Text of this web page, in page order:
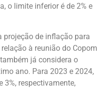
o limite inferior é de 2% e
projeção de inflação para
à reunião do Copom
já considera o
ano. Para 2023 e 2024,
3%, respectivamente,